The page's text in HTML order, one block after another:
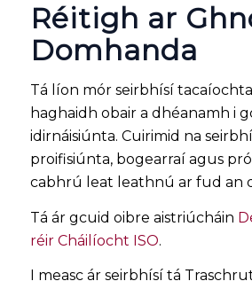
Réitigh ar
Domhanda
Tá líon mór seirbhísí
haghaidh obair a dhéanamh i
idirnáisiúnta. Cuirimid na
proifisiúnta, bogearraí agus
cabhrú leat leathnú ar fud an
Tá ár gcuid oibre aistriúcháin
réir Cháilíocht ISO.
I measc ár seirbhísí tá